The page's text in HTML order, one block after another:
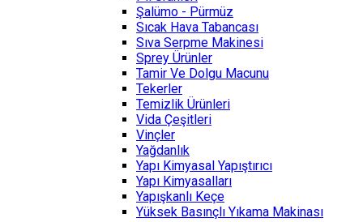
Şalümo - Pürmüz
Sıcak Hava Tabancası
Sıva Serpme Makinesi
Sprey Ürünler
Tamir Ve Dolgu Macunu
Tekerler
Temizlik Ürünleri
Vida Çeşitleri
Vinçler
Yağdanlık
Yapı Kimyasal Yapıştırıcı
Yapı Kimyasalları
Yapışkanlı Keçe
Yüksek Basınçlı Yıkama Makinası